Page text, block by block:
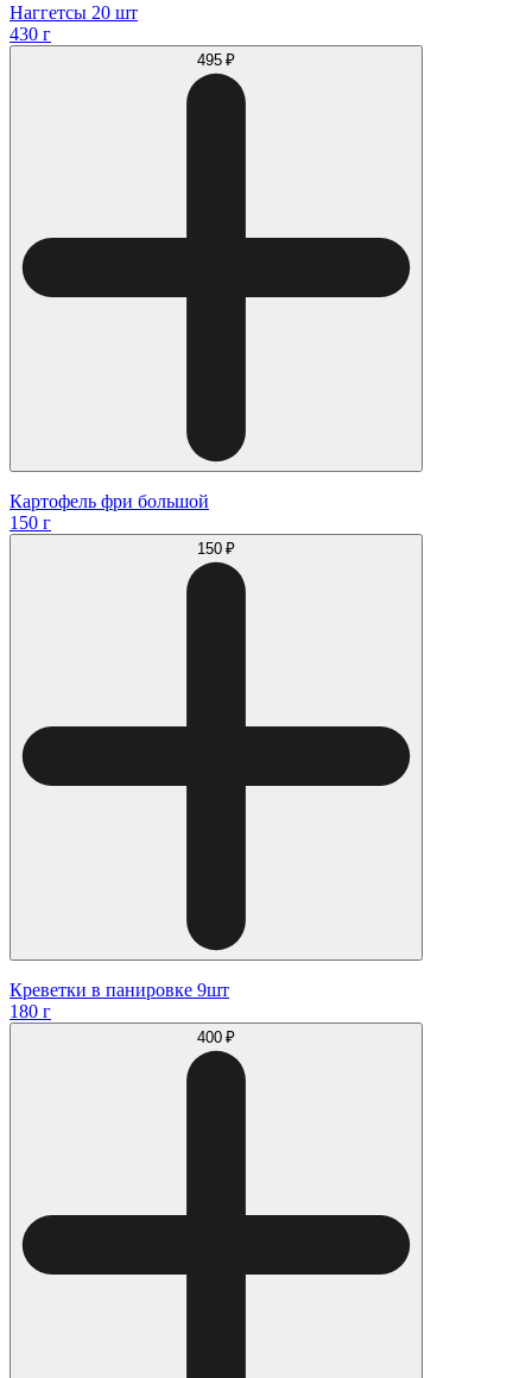
Наггетсы 20 шт
430 г
495 ₽
Картофель фри большой
150 г
150 ₽
Креветки в панировке 9шт
180 г
400 ₽